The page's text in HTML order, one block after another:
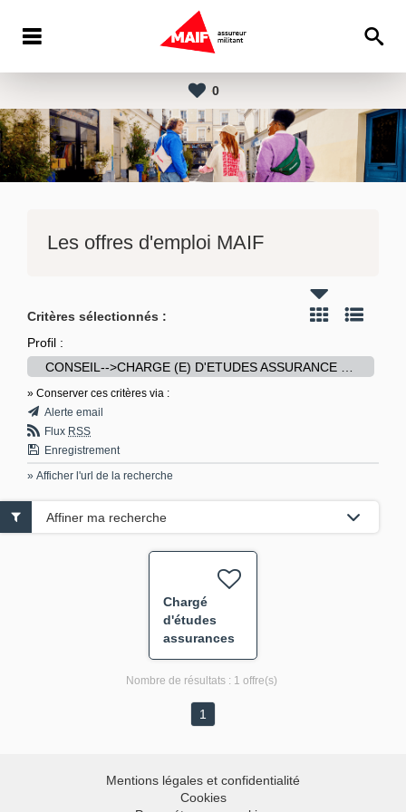
0
Les offres d'emploi MAIF
Critères sélectionnés :
Profil :
» Conserver ces critères via :
Alerte email
Flux RSS
Enregistrement
» Afficher l'url de la recherche
Chargé
d'études
assurances
ACE -
Tarification
Affiner ma recherche
Nombre de résultats : 1 offre(s)
1
Mentions légales et confidentialité
Cookies